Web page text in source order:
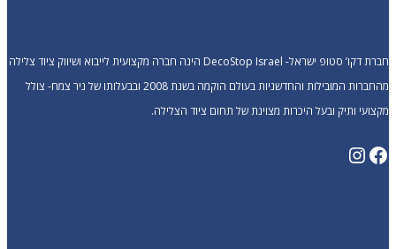
חברת דקו’ סטופ ישראל- DecoStop Israel הינה חברה מקצועית לייבוא ושיווק ציוד צלילה
מהחברות המובילות והחדשניות בעולם הוקמה בשנת 2008 ובבעלותו של ניר צמח- צולל
מקצועי ותיק ובעל היכרות מצוינת של תחום ציוד הצלילה.
Facebook
Instagram